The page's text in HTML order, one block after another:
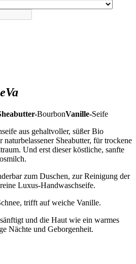
BourbonVanille-Seife
aus gehaltvoller, süßer Bio
Sheabutter, für trockene
Und erst dieser köstliche, sanfte
zum Duschen, zur Reinigung der
Luxus-Handwaschseife.
trifft auf weiche Vanille.
und die Haut wie ein warmes
Nächte und Geborgenheit.